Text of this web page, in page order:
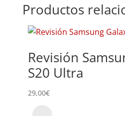
Productos
Revisión
S20 Ultra
29,00€